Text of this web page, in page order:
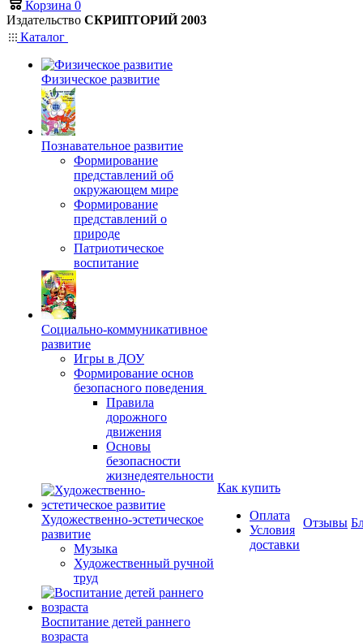
Корзина 0
Издательство СКРИПТОРИЙ 2003
Каталог
Физическое развитие
Познавательное развитие
Формирование
представлений об
окружающем мире
Формирование
представлений о
природе
Патриотическое
воспитание
Социально-коммуникативное
развитие
Игры в ДОУ
Формирование основ
безопасного поведения
Правила
дорожного
движения
Основы
безопасности
жизнедеятельности
Художественно-эстетическое
развитие
Музыка
Художественный ручной
труд
Воспитание детей раннего
возраста
Как купить
Оплата
Условия
доставки
Отзывы